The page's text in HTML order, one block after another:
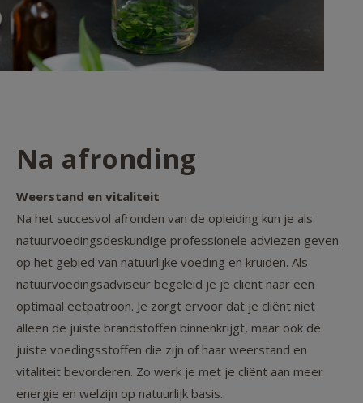
Na afronding
Weerstand en vitaliteit
Na het succesvol afronden van de opleiding kun je als
natuurvoedingsdeskundige professionele adviezen geven
op het gebied van natuurlijke voeding en kruiden. Als
natuurvoedingsadviseur begeleid je je cliënt naar een
optimaal eetpatroon. Je zorgt ervoor dat je cliënt niet
alleen de juiste brandstoffen binnenkrijgt, maar ook de
juiste voedingsstoffen die zijn of haar weerstand en
vitaliteit bevorderen. Zo werk je met je cliënt aan meer
energie en welzijn op natuurlijk basis.